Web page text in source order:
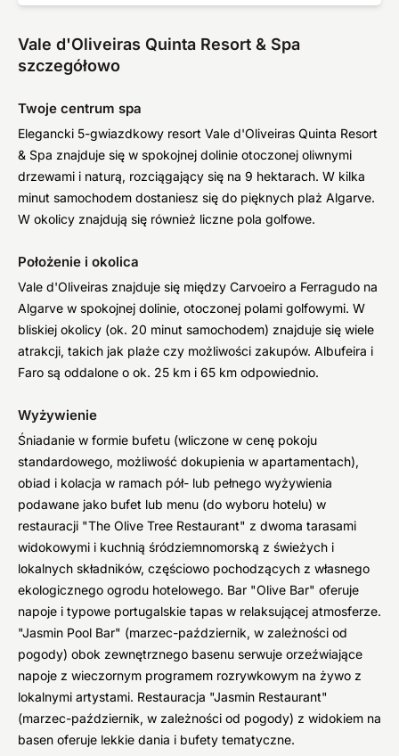
Vale d'Oliveiras Quinta Resort & Spa
szczegółowo
Twoje centrum spa
Elegancki 5-gwiazdkowy resort Vale d'Oliveiras Quinta Resort
& Spa znajduje się w spokojnej dolinie otoczonej oliwnymi
drzewami i naturą, rozciągający się na 9 hektarach. W kilka
minut samochodem dostaniesz się do pięknych plaż Algarve.
W okolicy znajdują się również liczne pola golfowe.
Położenie i okolica
Vale d'Oliveiras znajduje się między Carvoeiro a Ferragudo na
Algarve w spokojnej dolinie, otoczonej polami golfowymi. W
bliskiej okolicy (ok. 20 minut samochodem) znajduje się wiele
atrakcji, takich jak plaże czy możliwości zakupów. Albufeira i
Faro są oddalone o ok. 25 km i 65 km odpowiednio.
Wyżywienie
Śniadanie w formie bufetu (wliczone w cenę pokoju
standardowego, możliwość dokupienia w apartamentach),
obiad i kolacja w ramach pół- lub pełnego wyżywienia
podawane jako bufet lub menu (do wyboru hotelu) w
restauracji "The Olive Tree Restaurant" z dwoma tarasami
widokowymi i kuchnią śródziemnomorską z świeżych i
lokalnych składników, częściowo pochodzących z własnego
ekologicznego ogrodu hotelowego. Bar "Olive Bar" oferuje
napoje i typowe portugalskie tapas w relaksującej atmosferze.
"Jasmin Pool Bar" (marzec-październik, w zależności od
pogody) obok zewnętrznego basenu serwuje orzeźwiające
napoje z wieczornym programem rozrywkowym na żywo z
lokalnymi artystami. Restauracja "Jasmin Restaurant"
(marzec-październik, w zależności od pogody) z widokiem na
basen oferuje lekkie dania i bufety tematyczne.